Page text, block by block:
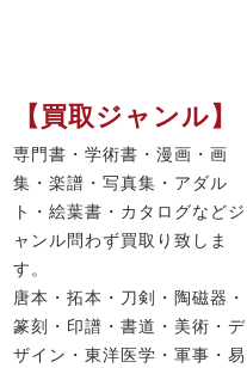
【買取ジャンル】
専門書・学術書・漫画・画
集・楽譜・写真集・アダル
ト・絵葉書・カタログなどジ
ャンル問わず買取り致しま
す。
唐本・拓本・刀剣・陶磁器・
篆刻・印譜・書道・美術・デ
ザイン・東洋医学・軍事・易